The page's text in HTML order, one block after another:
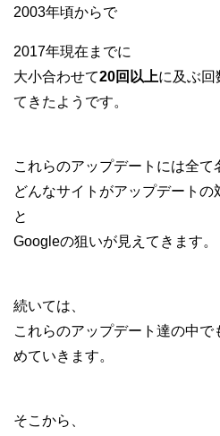
2003年頃からで
2017年現在までに
大小合わせて20回以上に及ぶ回
てきたようです。
これらのアップデートには全て
どんなサイトがアップデートの
と
Googleの狙いが見えてきます。
続いては、
これらのアップデート達の中で
めていきます。
そこから、